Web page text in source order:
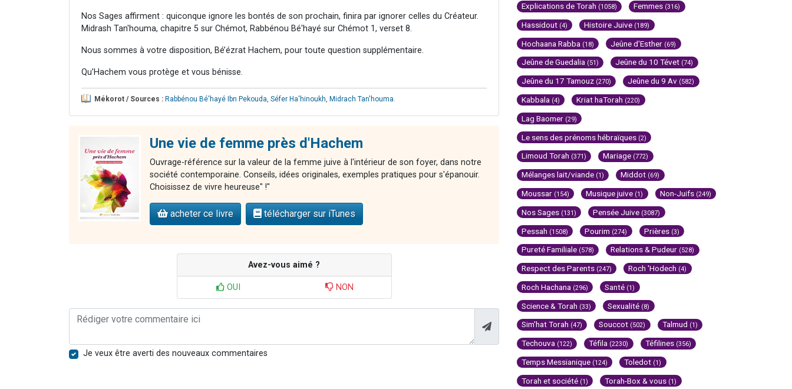
Nos Sages affirment : quiconque ignore les bontés de son prochain, finira par ignorer celles du Créateur.
Midrash Tan'houma, chapitre 5 sur Chémot, Rabbénou Bé'hayé sur Chémot 1, verset 8.
Nous sommes à votre disposition, Bé’ézrat Hachem, pour toute question supplémentaire.
Qu’Hachem vous protège et vous bénisse.
Mékorot / Sources : Rabbénou Bé'hayé Ibn Pekouda Séfer Ha'hinoukh Midrach Tan'houma
Une vie de femme près d'Hachem
Ouvrage-référence sur la valeur de la femme juive à l'intérieur de son foyer, dans notre
société contemporaine. Conseils, idées originales, exemples pratiques pour s'épanouir.
Choisissez de vivre heureuse" !"
acheter ce livre télécharger sur iTunes
Avez-vous aimé ?
OUI NON
Je veux être averti des nouveaux commentaires
Explications de Torah (1058) Femmes (316)
Hassidout (4) Histoire Juive (189)
Hochaana Rabba (18) Jeûne d'Esther (69)
Jeûne de Guedalia (51) Jeûne du 10 Tévet (74)
Jeûne du 17 Tamouz (270) Jeûne du 9 Av (582)
Kabbala (4) Kriat haTorah (220)
Lag Baomer (29)
Le sens des prénoms hébraïques (2)
Limoud Torah (371) Mariage (772)
Mélanges lait/viande (1) Middot (69)
Moussar (154) Musique juive (1) Non-Juifs (249)
Nos Sages (131) Pensée Juive (3087)
Pessah (1508) Pourim (274) Prières (3)
Pureté Familiale (578) Relations & Pudeur (528)
Respect des Parents (247) Roch 'Hodech (4)
Roch Hachana (296) Santé (1)
Science & Torah (33) Sexualité (8)
Sim'hat Torah (47) Souccot (502) Talmud (1)
Techouva (122) Téfila (2230) Téfilines (356)
Temps Messianique (124) Toledot (1)
Torah et société (1) Torah-Box & vous (1)